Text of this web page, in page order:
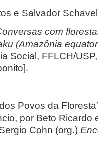
e Salvador
com
(Amazônia
Social, FFLCH/
Povos da
por Beto Ricardo
Cohn (org.)